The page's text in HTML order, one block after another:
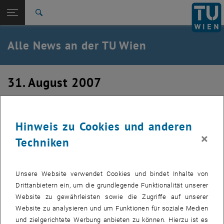
TU Login
Quicklinks
Quicklinks-Menü umschalten
Studium
Karriere
Zurück: Subseiten von TU Wien Startseite auflisten
Zurück zur letzten Ebene:
TU Wien Startseite
Alle News an der TU Wien
31. August 2007
Erstellt vonBettina Neunteufl
Der Jubiläumsfonds der Stadt Wien für die Österreichische
Akademie der Wissenschaften fördert in diesem Jahr
Forschungsprojekte zum Thema Computational Science, die von
Wiener Wissenschafter(inne)n aus den Fachbereichen der
Hinweis zu Cookies und anderen
Techniken
×
Unsere Website verwendet Cookies und bindet Inhalte von
Drittanbietern ein, um die grundlegende Funktionalität unserer
Website zu gewährleisten sowie die Zugriffe auf unserer
Website zu analysieren und um Funktionen für soziale Medien
und zielgerichtete Werbung anbieten zu können. Hierzu ist es